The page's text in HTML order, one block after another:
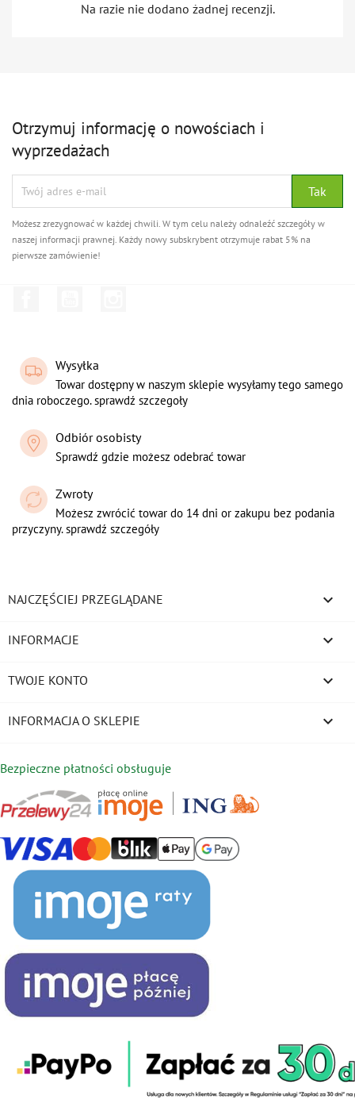
Na razie nie dodano żadnej recenzji.
Otrzymuj informację o nowościach i
wyprzedażach
Możesz zrezygnować w każdej chwili. W tym celu należy odnaleźć szczegóły w
naszej informacji prawnej. Każdy nowy subskrybent otrzymuje rabat 5% na
pierwsze zamówienie!
Wysyłka
Towar dostępny w naszym sklepie wysyłamy tego samego
dnia roboczego. sprawdź szczegoły
Odbiór osobisty
Sprawdź gdzie możesz odebrać towar
Zwroty
Możesz zwrócić towar do 14 dni or zakupu bez podania
przyczyny. sprawdź szczegóły
NAJCZĘŚCIEJ PRZEGLĄDANE 
INFORMACJE 
TWOJE KONTO 
INFORMACJA O SKLEPIE keyboard_arrow_down
Bezpieczne płatności obsługuje